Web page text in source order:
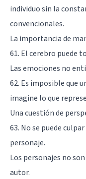
individuo sin la
convencionales.
La importancia de
61. El cerebro puede
Las emociones no
62. Es imposible que
imagine lo que
Una cuestión de
63. No se puede
personaje.
Los personajes no
autor.